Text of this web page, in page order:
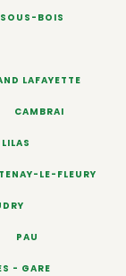
BOIS
LAFAYETTE
CAMBRAI
LE-FLEURY
PAU
- GARE